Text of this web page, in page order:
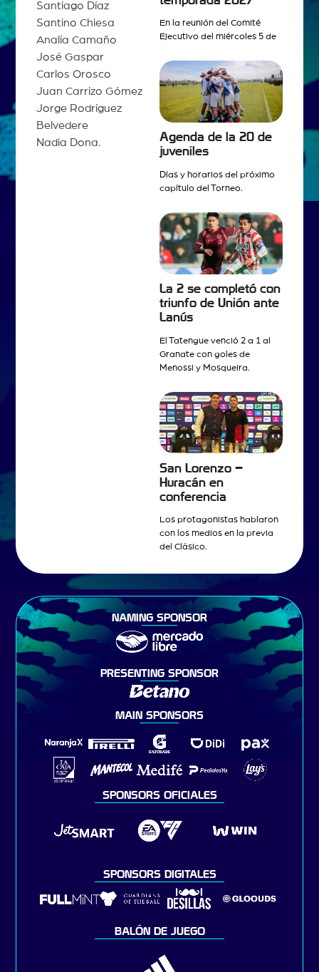
Santiago Díaz
Santino Chiesa
Analía Camaño
José Gaspar
Carlos Orosco
Juan Carrizo Gómez
Jorge Rodríguez
Belvedere
Nadia Dona.
En la reunión del Comité
Ejecutivo del miércoles 5 de
Agenda de la 20 de
juveniles
Días y horarios del próximo
capítulo del Torneo.
La 2 se completó con
triunfo de Unión ante
Lanús
El Tatengue venció 2 a 1 al
Granate con goles de
Menossi y Mosqueira.
San Lorenzo –
Huracán en
conferencia
Los protagonistas hablaron
con los medios en la previa
del Clásico.
NAMING SPONSOR
PRESENTING SPONSOR
MAIN SPONSORS
SPONSORS OFICIALES
SPONSORS DIGITALES
BALÓN DE JUEGO